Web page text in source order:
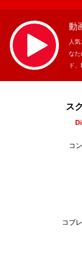
動
人
なた
ド
ス
コ
コブ